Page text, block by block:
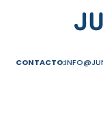
CONTACTO: